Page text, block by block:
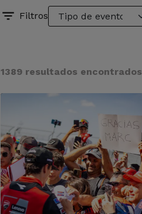
Filtros
1389 resultados encontrados